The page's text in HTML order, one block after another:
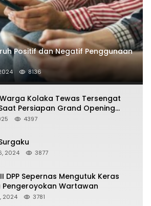
Positif dan Negatif Penggunaan
8136
Kolaka Tewas Tersengat
Persiapan Grand Opening
Makan4397
2024 3877
DPP Sepernas Mengutuk Keras
Pengeroyokan Wartawan
2024 3781